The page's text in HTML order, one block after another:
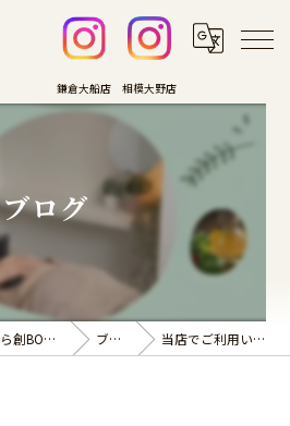
ブログ
神奈川県鎌倉のエステなら創BODY DESIGN ブログ 当店でご利用いただ…